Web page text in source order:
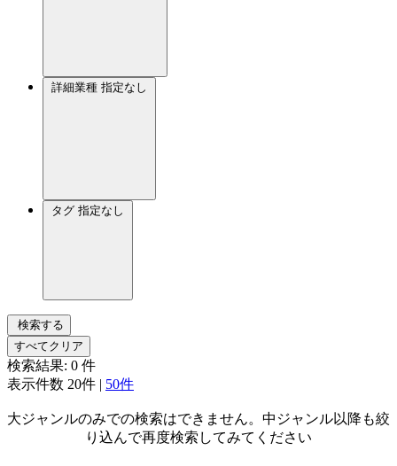
詳細業種 指定なし
タグ 指定なし
検索する
すべてクリア
検索結果: 0 件
表示件数 20件 | 50件
大ジャンルのみでの検索はできません。中ジャンル以降も絞
り込んで再度検索してみてください